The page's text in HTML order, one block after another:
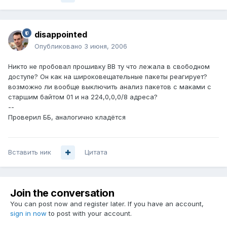
disappointed
Опубликовано 3 июня, 2006
Никто не пробовал прошивку BB ту что лежала в свободном
доступе? Он как на широковещательные пакеты реагирует?
возможно ли вообще выключить анализ пакетов с маками с
старшим байтом 01 и на 224,0,0,0/8 адреса?
--
Проверил ББ, аналогично кладётся
Вставить ник Цитата
Join the conversation
You can post now and register later. If you have an account,
sign in now to post with your account.